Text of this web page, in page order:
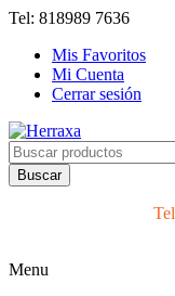
Tel: 818989 7636
Mis Favoritos
Mi Cuenta
Cerrar sesión
Search
for:
Tel
Menu